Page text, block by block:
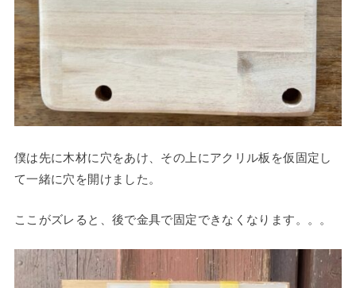
僕は先に木材に穴をあけ、その上にアクリル板を仮固定し
て一緒に穴を開けました。
ここがズレると、後で金具で固定できなくなります。。。